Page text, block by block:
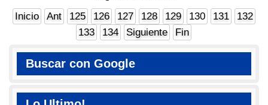
Inicio
Ant 125 126 127 128 129 130 131
132
133
134 Siguiente Fin
Buscar con Google